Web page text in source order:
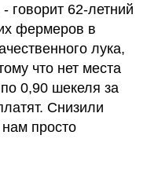
говорит 62-летний
фермеров в
лука,
что нет места
0,90 шекеля за
Снизили
просто